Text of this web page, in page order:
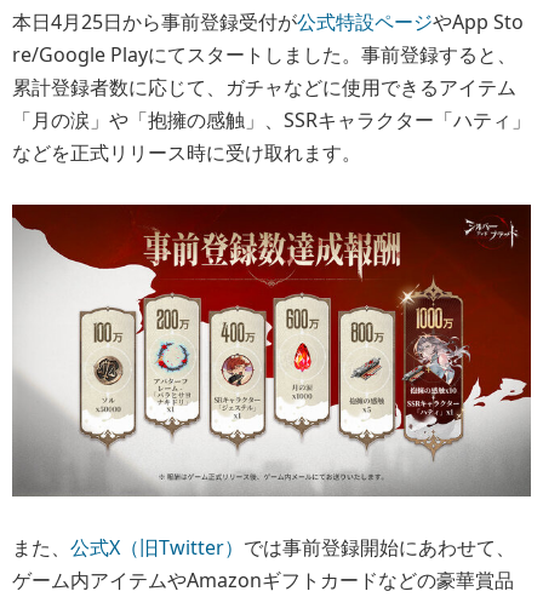
本日4月25日から事前登録受付が公式特設ページやApp Sto
re/Google Playにてスタートしました。事前登録すると、
累計登録者数に応じて、ガチャなどに使用できるアイテム
「月の涙」や「抱擁の感触」、SSRキャラクター「ハティ」
などを正式リリース時に受け取れます。
また、 公式X（旧Twitter） では事前登録開始にあわせて、
ゲーム内アイテムやAmazonギフトカードなどの豪華賞品